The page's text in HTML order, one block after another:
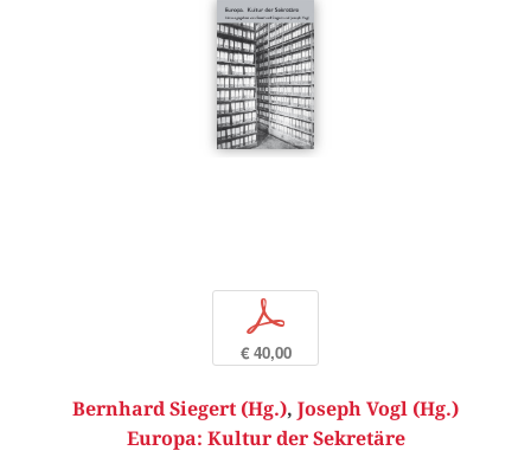
p
€ 40,00
Bernhard Siegert (Hg.), Joseph Vogl (Hg.)
Europa: Kultur der Sekretäre